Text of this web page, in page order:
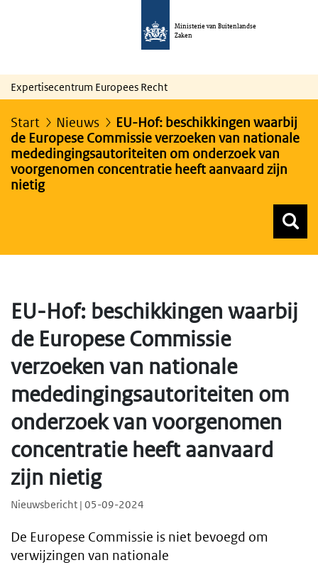
Ministerie van Buitenlandse
Zaken
Expertisecentrum Europees Recht
Start Nieuws
EU-Hof: beschikkingen waarbij
de Europese Commissie verzoeken van nationale
mededingingsautoriteiten om onderzoek van
voorgenomen concentratie heeft aanvaard zijn
nietig
EU-Hof: beschikkingen waarbij
de Europese Commissie
verzoeken van nationale
mededingingsautoriteiten om
onderzoek van voorgenomen
concentratie heeft aanvaard
zijn nietig
Nieuwsbericht | 05-09-2024
De Europese Commissie is niet bevoegd om
verwijzingen van nationale